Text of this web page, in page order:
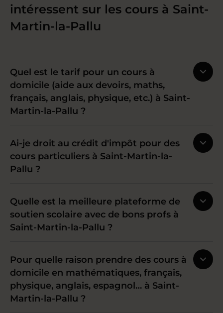
intéressent sur les cours à Saint-
Martin-la-Pallu
Quel est le tarif pour un cours à
domicile (aide aux devoirs, maths,
français, anglais, physique, etc.) à Saint-
Martin-la-Pallu ?
Ai-je droit au crédit d'impôt pour des
cours particuliers à Saint-Martin-la-
Pallu ?
Quelle est la meilleure plateforme de
soutien scolaire avec de bons profs à
Saint-Martin-la-Pallu ?
Pour quelle raison prendre des cours à
domicile en mathématiques, français,
physique, anglais, espagnol… à Saint-
Martin-la-Pallu ?